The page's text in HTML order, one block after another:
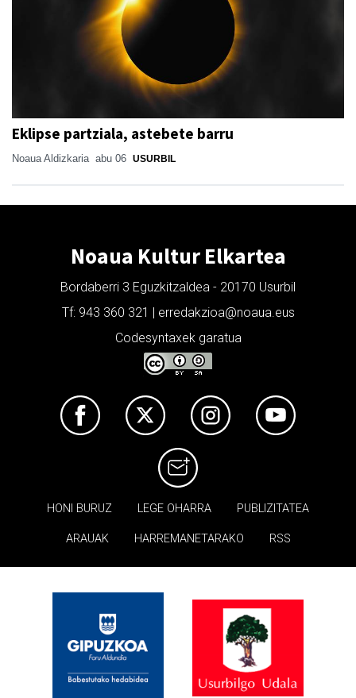
Eklipse partziala, astebete barru
Noaua Aldizkaria abu 06 USURBIL
Noaua Kultur Elkartea
Bordaberri 3 Eguzkitzaldea - 20170 Usurbil
Tf: 943 360 321 | erredakzioa@noaua.eus
Codesyntaxek garatua
HONI BURUZ LEGE OHARRA PUBLIZITATEA
ARAUAK HARREMANETARAKO RSS